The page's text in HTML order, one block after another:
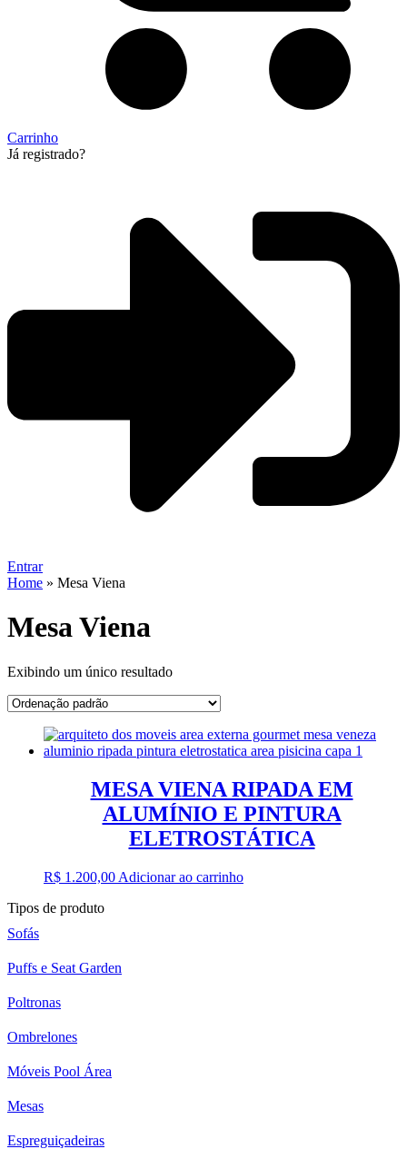
Carrinho
Já registrado?
Entrar
Home » ​Mesa Viena
​Mesa Viena
Exibindo um único resultado
MESA VIENA RIPADA EM
ALUMÍNIO E PINTURA
ELETROSTÁTICA
R$ 1.200,00 Adicionar ao carrinho
Tipos de produto
Sofás
Puffs e Seat Garden
Poltronas
Ombrelones
Móveis Pool Área
Mesas
Espreguiçadeiras